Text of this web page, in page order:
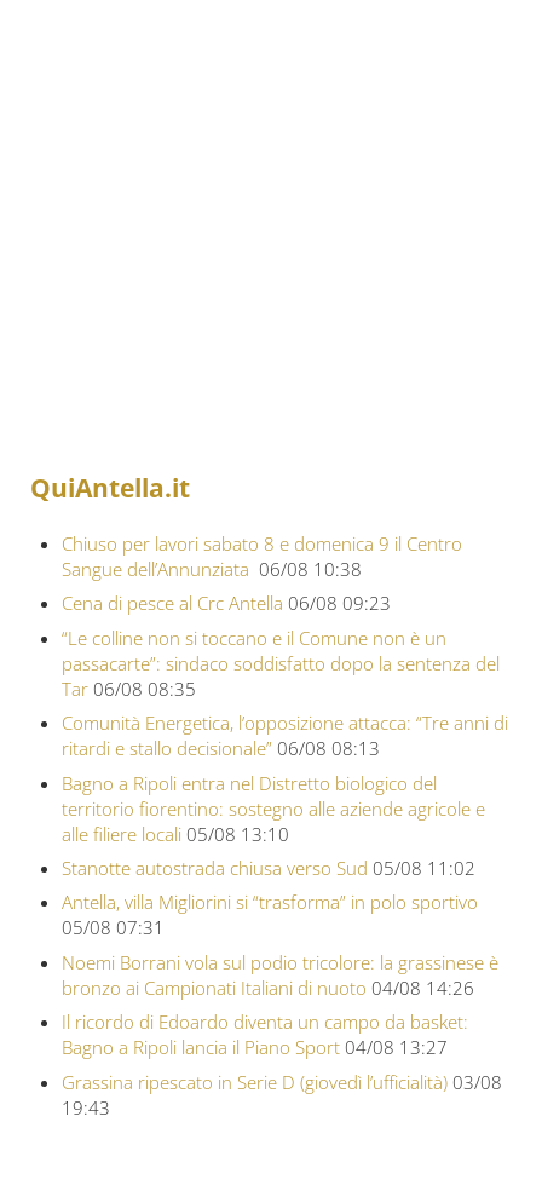
QuiAntella.it
Chiuso per lavori sabato 8 e domenica 9 il Centro
Sangue dell’Annunziata 06/08 10:38
Cena di pesce al Crc Antella 06/08 09:23
“Le colline non si toccano e il Comune non è un
passacarte”: sindaco soddisfatto dopo la sentenza del
Tar 06/08 08:35
Comunità Energetica, l’opposizione attacca: “Tre anni di
ritardi e stallo decisionale” 06/08 08:13
Bagno a Ripoli entra nel Distretto biologico del
territorio fiorentino: sostegno alle aziende agricole e
alle filiere locali 05/08 13:10
Stanotte autostrada chiusa verso Sud 05/08 11:02
Antella, villa Migliorini si “trasforma” in polo sportivo
05/08 07:31
Noemi Borrani vola sul podio tricolore: la grassinese è
bronzo ai Campionati Italiani di nuoto 04/08 14:26
Il ricordo di Edoardo diventa un campo da basket:
Bagno a Ripoli lancia il Piano Sport 04/08 13:27
Grassina ripescato in Serie D (giovedì l’ufficialità) 03/08
19:43